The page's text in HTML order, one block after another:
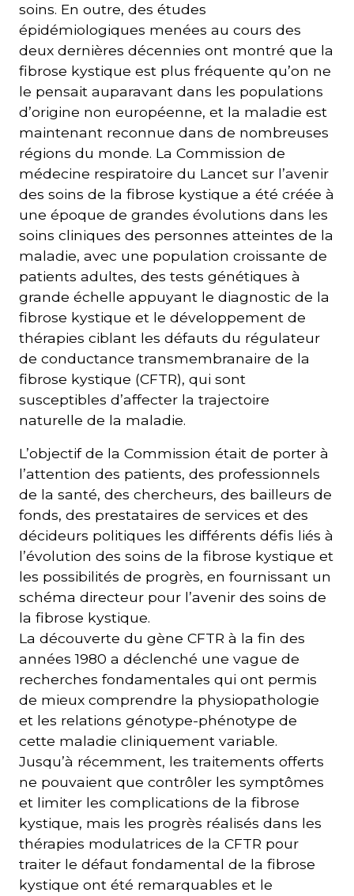
soins. En outre, des études
épidémiologiques menées au cours des
deux dernières décennies ont montré que la
fibrose kystique est plus fréquente qu’on ne
le pensait auparavant dans les populations
d’origine non européenne, et la maladie est
maintenant reconnue dans de nombreuses
régions du monde. La Commission de
médecine respiratoire du Lancet sur l’avenir
des soins de la fibrose kystique a été créée à
une époque de grandes évolutions dans les
soins cliniques des personnes atteintes de la
maladie, avec une population croissante de
patients adultes, des tests génétiques à
grande échelle appuyant le diagnostic de la
fibrose kystique et le développement de
thérapies ciblant les défauts du régulateur
de conductance transmembranaire de la
fibrose kystique (CFTR), qui sont
susceptibles d’affecter la trajectoire
naturelle de la maladie.
L’objectif de la Commission était de porter à
l’attention des patients, des professionnels
de la santé, des chercheurs, des bailleurs de
fonds, des prestataires de services et des
décideurs politiques les différents défis liés à
l’évolution des soins de la fibrose kystique et
les possibilités de progrès, en fournissant un
schéma directeur pour l’avenir des soins de
la fibrose kystique.
La découverte du gène CFTR à la fin des
années 1980 a déclenché une vague de
recherches fondamentales qui ont permis
de mieux comprendre la physiopathologie
et les relations génotype-phénotype de
cette maladie cliniquement variable.
Jusqu’à récemment, les traitements offerts
ne pouvaient que contrôler les symptômes
et limiter les complications de la fibrose
kystique, mais les progrès réalisés dans les
thérapies modulatrices de la CFTR pour
traiter le défaut fondamental de la fibrose
kystique ont été remarquables et le